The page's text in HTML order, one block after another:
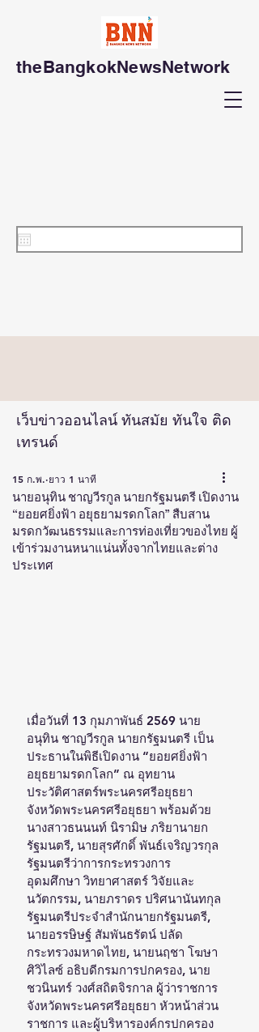
theBangkokNewsNetwork
เว็บข่าวออนไลน์ ทันสมัย ทันใจ ติด
เทรนด์
นายอนุทิน ชาญวีรกูล นายกรัฐมนตรี เปิดงาน
“ยอยศยิ่งฟ้า อยุธยามรดกโลก” สืบสาน
มรดกวัฒนธรรมและการท่องเที่ยวของไทย ผู้
เข้าร่วมงานหนาแน่นทั้งจากไทยและต่าง
ประเทศ
15 ก.พ. ยาว 1 นาที
เมื่อวันที่ 13 กุมภาพันธ์ 2569 นาย
อนุทิน ชาญวีรกูล นายกรัฐมนตรี เป็น
ประธานในพิธีเปิดงาน “ยอยศยิ่งฟ้า
อยุธยามรดกโลก” ณ อุทยาน
ประวัติศาสตร์พระนครศรีอยุธยา
จังหวัดพระนครศรีอยุธยา พร้อมด้วย
นางสาวธนนนท์ นิรามิษ ภริยานายก
รัฐมนตรี, นายสุรศักดิ์ พันธ์เจริญวรกุล
รัฐมนตรีว่าการกระทรวงการ
อุดมศึกษา วิทยาศาสตร์ วิจัยและ
นวัตกรรม, นายภราดร ปริศนานันทกุล
รัฐมนตรีประจำสำนักนายกรัฐมนตรี,
นายอรรษิษฐ์ สัมพันธรัตน์ ปลัด
กระทรวงมหาดไทย, นายนฤชา โฆษา
ศิวิไลซ์ อธิบดีกรมการปกครอง, นาย
ชวนินทร์ วงศ์สถิตจิรกาล ผู้ว่าราชการ
จังหวัดพระนครศรีอยุธยา หัวหน้าส่วน
ราชการ และผู้บริหารองค์กรปกครอง